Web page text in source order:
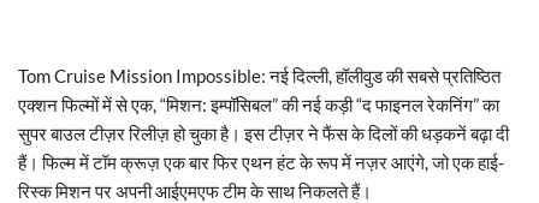
Tom Cruise Mission Impossible: नई दिल्ली, हॉलीवुड की सबसे प्रतिष्ठित
एक्शन फिल्मों में से एक, “मिशन: इम्पॉसिबल” की नई कड़ी “द फाइनल रेकनिंग” का
सुपर बाउल टीज़र रिलीज़ हो चुका है। इस टीज़र ने फैंस के दिलों की धड़कनें बढ़ा दी
हैं। फिल्म में टॉम क्रूज़ एक बार फिर एथन हंट के रूप में नज़र आएंगे, जो एक हाई-
रिस्क मिशन पर अपनी आईएमएफ टीम के साथ निकलते हैं।